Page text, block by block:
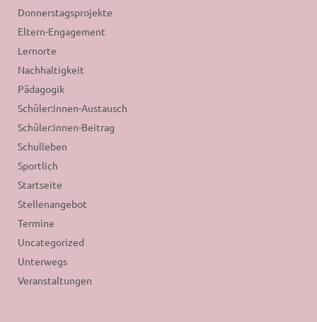
Donnerstagsprojekte
Eltern-Engagement
Lernorte
Nachhaltigkeit
Pädagogik
Schüler:innen-Austausch
Schüler:innen-Beitrag
Schulleben
Sportlich
Startseite
Stellenangebot
Termine
Uncategorized
Unterwegs
Veranstaltungen